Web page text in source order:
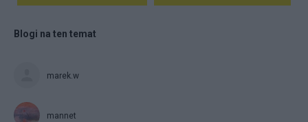
Blogi na ten temat
marek.w
mannet